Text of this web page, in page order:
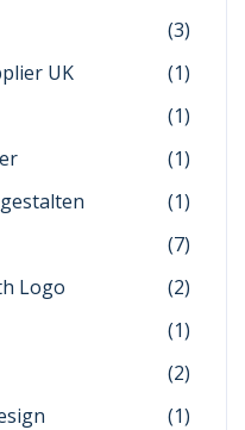
(3)
UK
(1)
(1)
(1)
(1)
(7)
Logo
(2)
(1)
(2)
(1)